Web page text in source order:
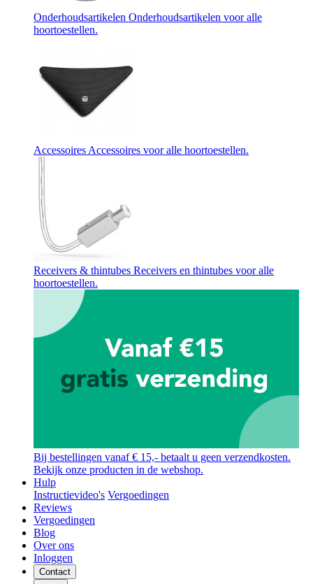
Onderhoudsartikelen Onderhoudsartikelen voor alle
hoortoestellen.
AccessoiresAccessoires voor alle hoortoestellen.
Receivers & thintubes Receivers en thintubes voor alle
hoortoestellen.
Bij bestellingen vanaf € 15,- betaalt u geen verzendkosten.
Bekijk onze producten in de webshop.
Hulp
Instructievideo's Vergoedingen
Reviews
Vergoedingen
Blog
Over ons
Inloggen
Contact